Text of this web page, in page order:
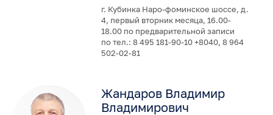
г. Кубинка Наро-фоминское шоссе, д.
4, первый вторник месяца, 16.00-
18.00 по предварительной записи
по тел.: 8 495 181-90-10 +8040, 8 964
502-02-81
Жандаров Владимир
Владимирович